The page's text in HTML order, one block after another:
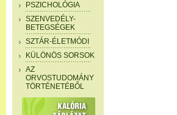
PSZICHOLÓGIA
SZENVEDÉLY-
BETEGSÉGEK
SZTÁR-ÉLETMÓDI
KÜLÖNÖS SORSOK
AZ
ORVOSTUDOMÁNY
TÖRTÉNETÉBŐL